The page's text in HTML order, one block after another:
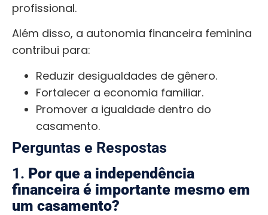
profissional.
Além disso, a autonomia financeira feminina
contribui para:
Reduzir desigualdades de gênero.
Fortalecer a economia familiar.
Promover a igualdade dentro do
casamento.
Perguntas e Respostas
1. Por que a independência
financeira é importante mesmo em
um casamento?